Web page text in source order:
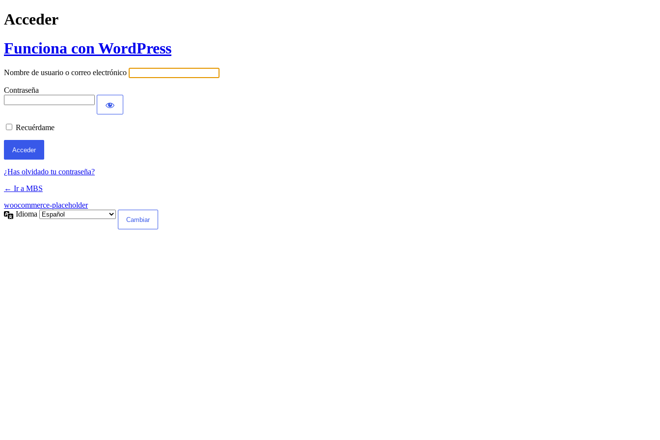
Acceder
Funciona con WordPress
Nombre de usuario o correo electrónico
Contraseña
Recuérdame
¿Has olvidado tu contraseña?
← Ir a MBS
woocommerce-placeholder
Idioma